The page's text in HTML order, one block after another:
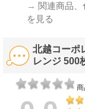
→ 関連商品
を見る
北越コーポ
レンジ 500
商